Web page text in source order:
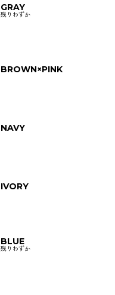
GRAY
残りわずか
BROWN×PINK
NAVY
IVORY
BLUE
残りわずか